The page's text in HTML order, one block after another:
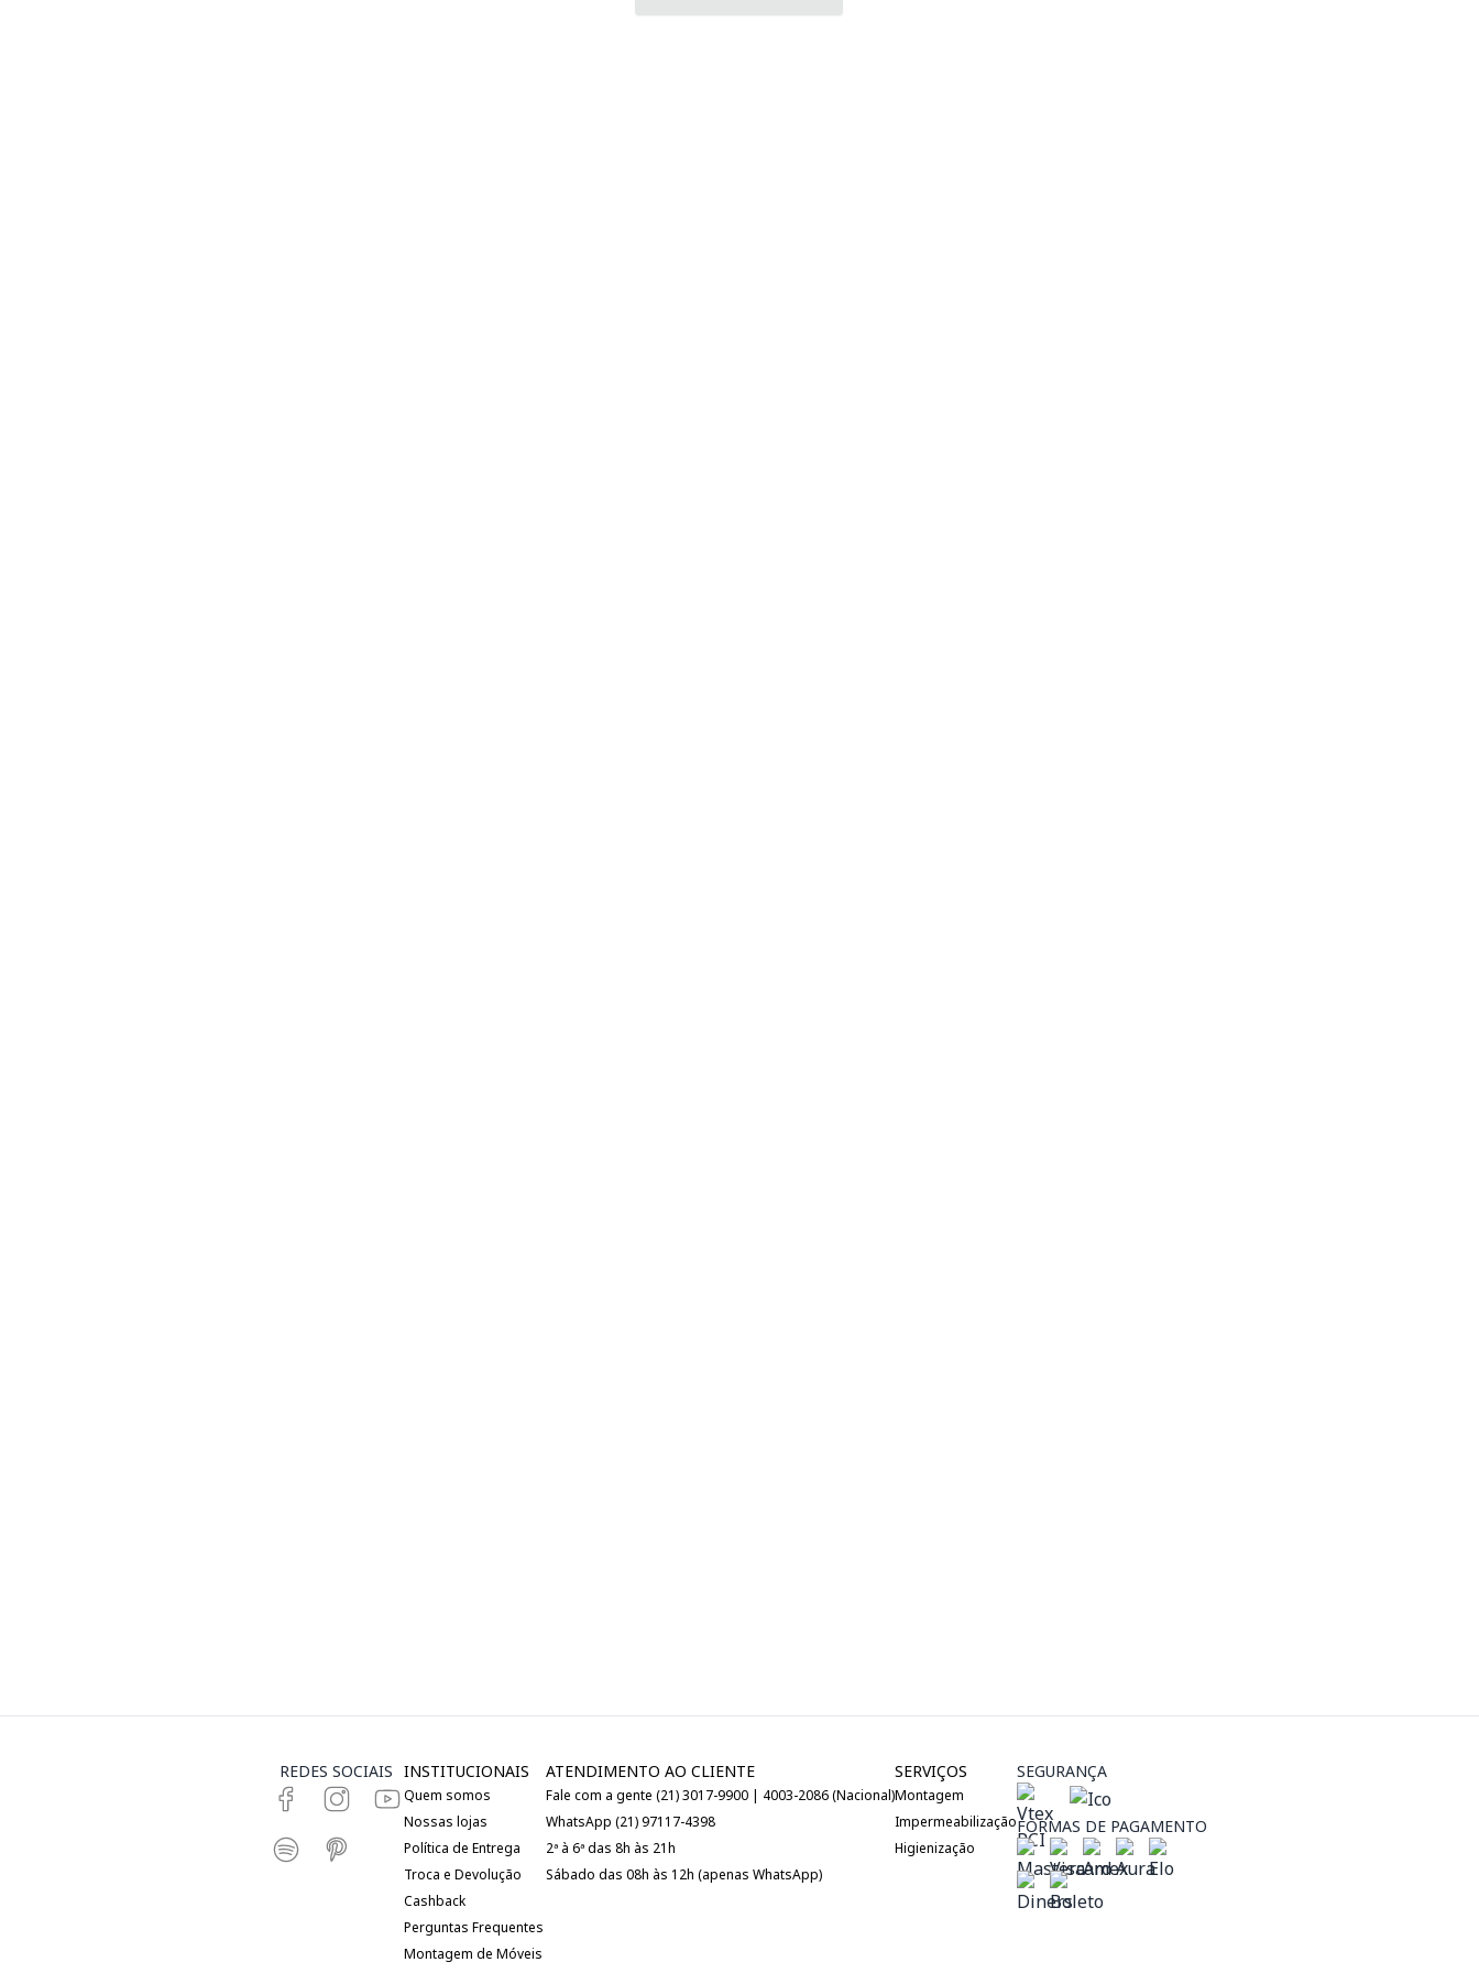
REDES SOCIAIS INSTITUCIONAIS
Quem somos
Nossas lojas
Política de Entrega
Troca e Devolução
Cashback
Perguntas Frequentes
Montagem de Móveis
ATENDIMENTO AO CLIENTE
Fale com a gente (21) 3017-9900 | 4003-2086 (Nacional)
WhatsApp (21) 97117-4398
2ª à 6ª das 8h às 21h
Sábado das 08h às 12h (apenas WhatsApp)
SERVIÇOS
Montagem
Impermeabilização
Higienização
SEGURANÇA
FORMAS DE PAGAMENTO